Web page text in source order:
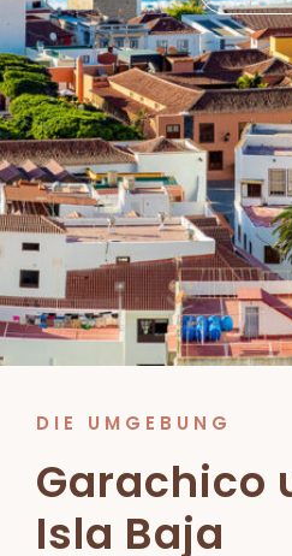
DIE UMGEBUNG
Garachico
Isla Baja